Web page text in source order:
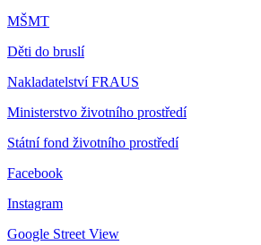
MŠMT
Děti do bruslí
Nakladatelství FRAUS
Ministerstvo životního prostředí
Státní fond životního prostředí
Facebook
Instagram
Google Street View